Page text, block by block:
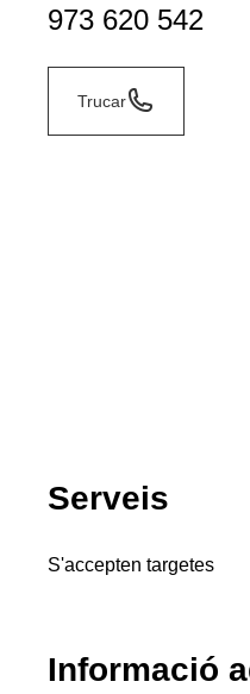
973 620 542
Trucar
Serveis
S'accepten targetes
Informació